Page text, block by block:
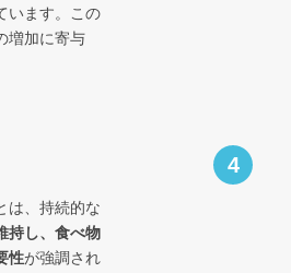
います。この
増加に寄与
は、持続的な
持し、食べ物
性が強調され
4